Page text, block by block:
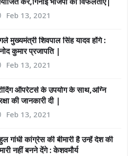
Feb 13, 2021
मुख्यमंत्री शिवपाल सिंह यादव होंगे :
कुमार प्रजापति |
Feb 13, 2021
ऑपरेटर्स के उपयोग के साथ,अग्नि
की जानकारी दी |
Feb 13, 2021
गांधी कांग्रेस की बीमारी है उन्हें देश की
नहीं बनने देंगे : केशवमौर्य